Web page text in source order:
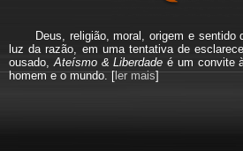
Deus, religião, moral, origem e
luz da razão, em uma tentativa de
ousado, Ateísmo & Liberdade é um convite
homem e o mundo. [ler mais]